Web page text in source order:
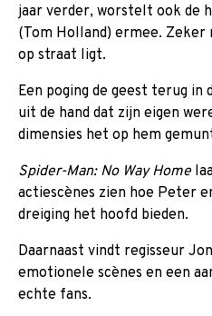
jaar verder, worstelt ook de
(Tom Holland) ermee.
op straat ligt.
Een poging de geest terug
uit de hand dat zijn eigen
dimensies het op hem
Spider-Man: No Way Home
actiescènes zien hoe Peter
dreiging het hoofd bieden.
Daarnaast vindt regisseur
emotionele scènes en een
echte fans.